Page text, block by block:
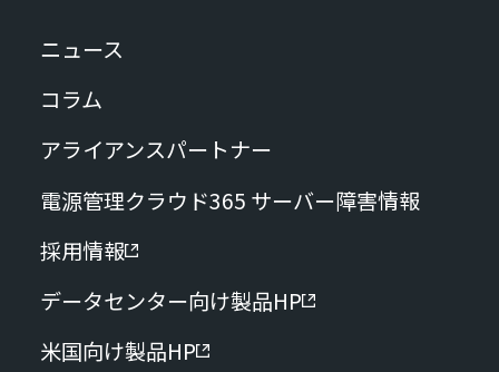
ニュース
コラム
アライアンスパートナー
電源管理クラウド365 サーバー障害情報
採用情報
データセンター向け製品HP
米国向け製品HP